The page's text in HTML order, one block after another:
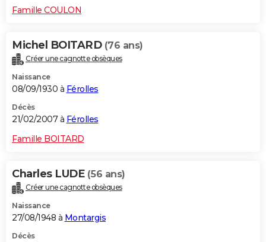
Famille COULON
Michel BOITARD (76 ans)
Créer une cagnotte obsèques
Naissance
08/09/1930 à Férolles
Décès
21/02/2007 à Férolles
Famille BOITARD
Charles LUDE (56 ans)
Créer une cagnotte obsèques
Naissance
27/08/1948 à Montargis
Décès